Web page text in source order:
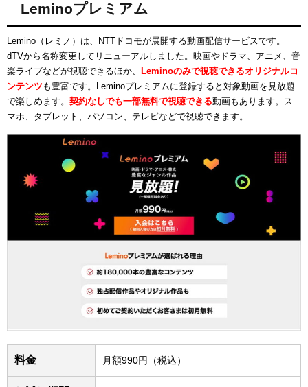
Leminoプレミアム
Lemino（レミノ）は、NTTドコモが展開する動画配信サービスです。
dTVから名称変更してリニューアルしました。映画やドラマ、アニメ、音
楽ライブなどが視聴できるほか、
Leminoのみで視聴できるオリジナルコ
ンテンツ も豊富です。Leminoプレミアムに登録すると対象動画を見放題
で楽しめます。 契約なしでも一部無料で視聴できる動画もあります。ス
マホ、タブレット、パソコン、テレビなどで視聴できます。
料金 月額990円（税込）